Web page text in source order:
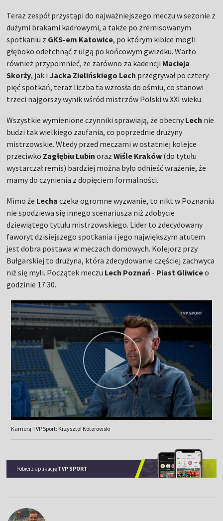
Teraz zespół przystąpi do najważniejszego meczu w sezonie z
dużymi brakami kadrowymi, a także po zremisowanym
spotkaniu z GKS-em Katowice, po którym kibice mogli
głęboko odetchnąć z ulgą po końcowym gwizdku. Warto
również przypomnieć, że zarówno za kadencji Macieja
Skorży, jak i Jacka Zielińskiego Lech przegrywał po cztery-
pięć spotkań, teraz liczba ta wzrosła do ośmiu, co stanowi
trzeci najgorszy wynik wśród mistrzów Polski w XXI wieku.
Wszystkie wymienione czynniki sprawiają, że obecny Lech nie
budzi tak wielkiego zaufania, co poprzednie drużyny
mistrzowskie. Wtedy przed meczami w ostatniej kolejce
przeciwko Zagłębiu Lubin orazWiśle Kraków (do tytułu
wystarczał remis) bardziej można było odnieść wrażenie, że
mamy do czynienia z dopięciem formalności.
Mimo że Lecha czeka ogromne wyzwanie, to nikt w Poznaniu
nie spodziewa się innego scenariusza niż zdobycie
dziewiątego tytułu mistrzowskiego. Lider to zdecydowany
faworyt dzisiejszego spotkania i jego największym atutem
jest dobra postawa w meczach domowych. Kolejorz przy
Bułgarskiej to drużyna, która zdecydowanie częściej zachwyca
niż się myli. Początek meczu Lech Poznań - Piast Gliwiceo
godzinie 17:30.
Kamerą TVP Sport: Krzysztof Kotorowski
Pobierz aplikację TVP SPORT